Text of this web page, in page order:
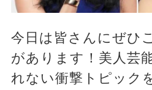
今日は皆さんにぜひ
があります！美人芸
れない衝撃トピック